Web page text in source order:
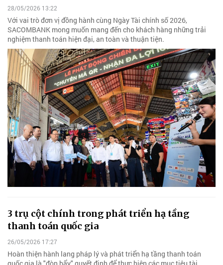
28/05/2026 13:22
Với vai trò đơn vị đồng hành cùng Ngày Tài chính số 2026,
SACOMBANK mong muốn mang đến cho khách hàng những trải
nghiệm thanh toán hiện đại, an toàn và thuận tiện.
3 trụ cột chính trong phát triển hạ tầng
thanh toán quốc gia
26/05/2026 17:27
Hoàn thiện hành lang pháp lý và phát triển hạ tầng thanh toán
quốc gia là "đòn bẩy" quyết định để thực hiện các mục tiêu tài